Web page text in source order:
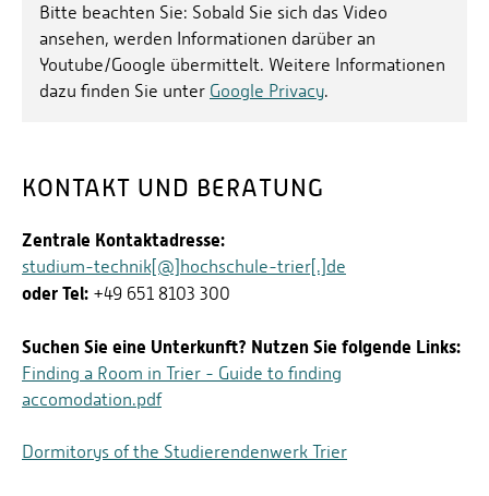
Bitte beachten Sie: Sobald Sie sich das Video
ansehen, werden Informationen darüber an
Youtube/Google übermittelt. Weitere Informationen
dazu finden Sie unter Google Privacy.
KONTAKT UND BERATUNG
Zentrale Kontaktadresse:
studium-technik[@]hochschule-trier[.]de
oder Tel: +49 651 8103 300
Suchen Sie eine Unterkunft? Nutzen Sie folgende Links:
Finding a Room in Trier - Guide to finding
accomodation.pdf
Dormitorys of the Studierendenwerk Trier